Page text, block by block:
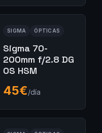
SIGMA ÓPTICAS
Sigma 70-
200mm f/2.8 DG
OS HSM
45€/día